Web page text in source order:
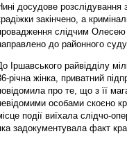
досудове розслідування
закінчено, а
слідчим Олесею
до районного
Іршавського райвідділу
річна жінка, приватний
про те, що з її
особами скоєно
події виїхала слідчо-
задокументувала факт